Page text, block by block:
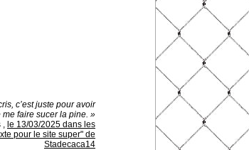
c’est juste pour avoir
me faire sucer la pine. »
, le 13/03/2025 dans les
pour le site super" de
Stadecaca14